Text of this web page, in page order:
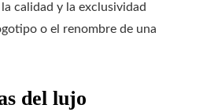
calidad y la exclusividad
o el renombre de una
del lujo